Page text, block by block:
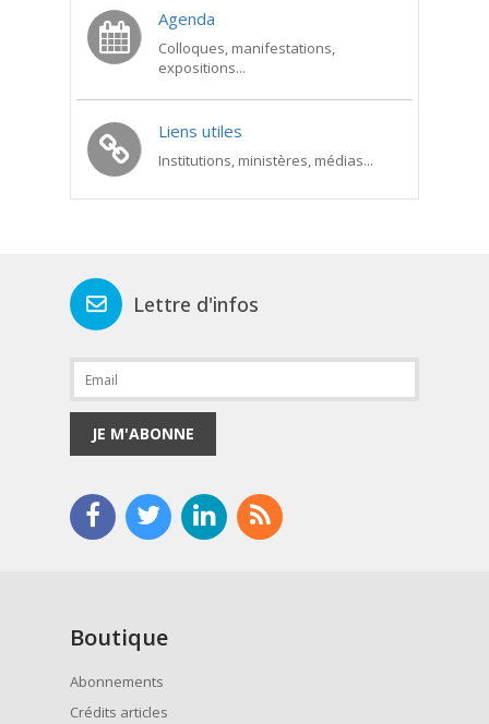
Agenda
Colloques, manifestations,
expositions...
Liens utiles
Institutions, ministères, médias...
Lettre d'infos
JE M'ABONNE
Boutique
Abonnements
Crédits articles